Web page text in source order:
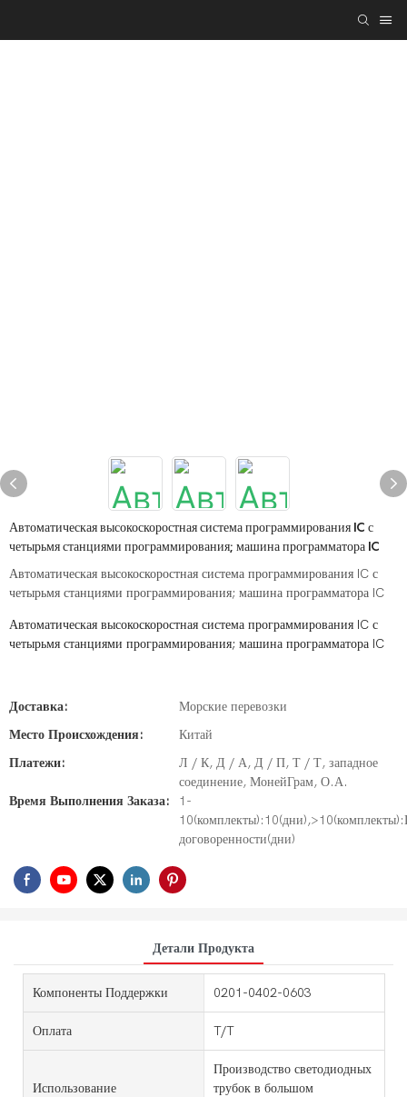
Автоматическая высокоскоростная система программирования IC с
четырьмя станциями программирования; машина программатора IC
Автоматическая высокоскоростная система программирования IC с
четырьмя станциями программирования; машина программатора IC
Автоматическая высокоскоростная система программирования IC с
четырьмя станциями программирования; машина программатора IC
Доставка:
Морские перевозки
Место Происхождения:
Китай
Платежи:
Л / К, Д / А, Д / П, Т / Т, западное
соединение, МонейГрам, О.А.
Время Выполнения Заказа:
1-
договоренности(дни)
Детали Продукта
Компоненты Поддержки 0201-0402-0603
Оплата T/T
Использование
Производство светодиодных
трубок в большом